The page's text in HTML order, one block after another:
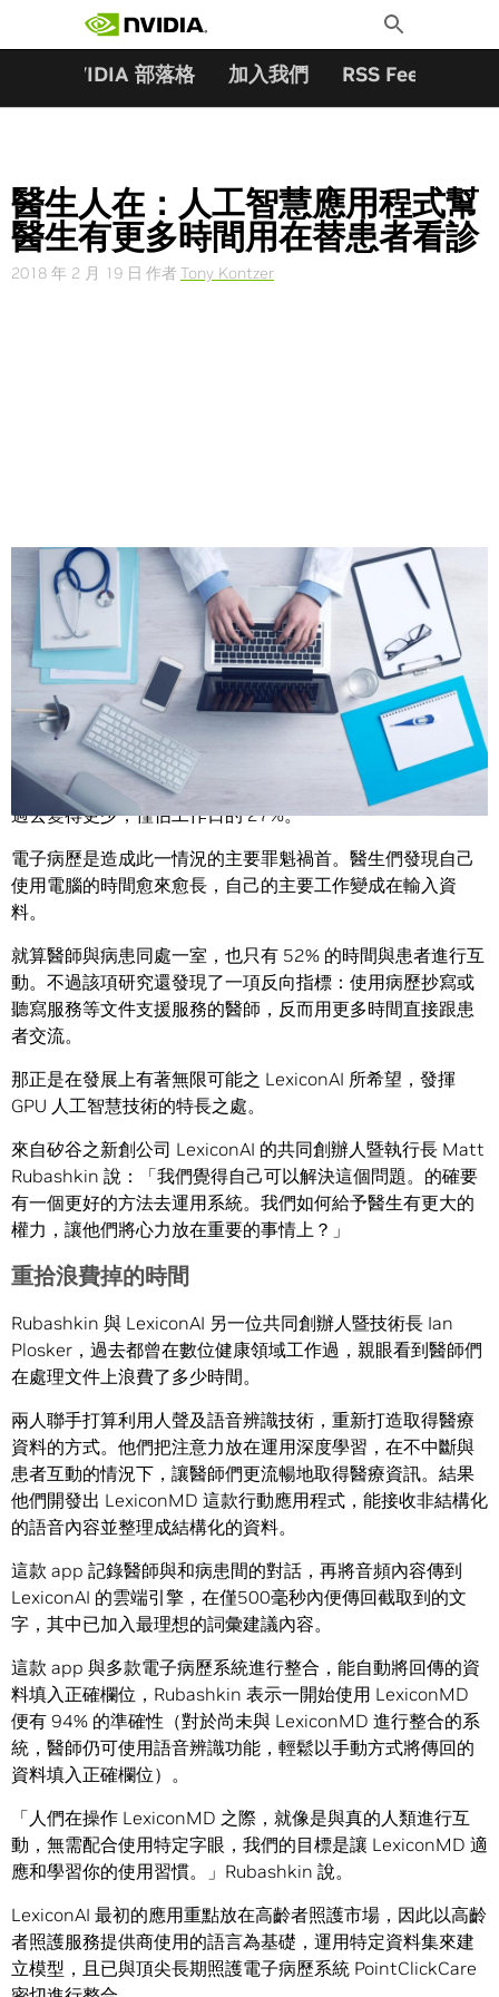
Toggle
Search
NVIDIA 部落格 加入我們 RSS Feeds
醫生人在：人工智慧應用程式幫
醫生有更多時間用在替患者看診
2018 年 2 月 19 日 作者Tony Kontzer
Share
2016 年一項發表在《內科醫學年鑑》（Annals of Internal
Medicine）的研究指出，如今醫師花在患者身上的時間，較
過去變得更少，僅佔工作日的 27%。
電子病歷是造成此一情況的主要罪魁禍首。醫生們發現自己
使用電腦的時間愈來愈長，自己的主要工作變成在輸入資
料。
就算醫師與病患同處一室，也只有 52% 的時間與患者進行互
動。不過該項研究還發現了一項反向指標：使用病歷抄寫或
聽寫服務等文件支援服務的醫師，反而用更多時間直接跟患
者交流。
那正是在發展上有著無限可能之 LexiconAI 所希望，發揮
GPU 人工智慧技術的特長之處。
來自矽谷之新創公司 LexiconAI 的共同創辦人暨執行長 Matt
Rubashkin 說：「我們覺得自己可以解決這個問題。的確要
有一個更好的方法去運用系統。我們如何給予醫生有更大的
權力，讓他們將心力放在重要的事情上？」
重拾浪費掉的時間
Rubashkin 與 LexiconAI 另一位共同創辦人暨技術長 Ian
Plosker，過去都曾在數位健康領域工作過，親眼看到醫師們
在處理文件上浪費了多少時間。
兩人聯手打算利用人聲及語音辨識技術，重新打造取得醫療
資料的方式。他們把注意力放在運用深度學習，在不中斷與
患者互動的情況下，讓醫師們更流暢地取得醫療資訊。結果
他們開發出 LexiconMD 這款行動應用程式，能接收非結構化
的語音內容並整理成結構化的資料。
這款 app 記錄醫師與和病患間的對話，再將音頻內容傳到
LexiconAI 的雲端引擎，在僅500毫秒內便傳回截取到的文
字，其中已加入最理想的詞彙建議內容。
這款 app 與多款電子病歷系統進行整合，能自動將回傳的資
料填入正確欄位，Rubashkin 表示一開始使用 LexiconMD
便有 94% 的準確性（對於尚未與 LexiconMD 進行整合的系
統，醫師仍可使用語音辨識功能，輕鬆以手動方式將傳回的
資料填入正確欄位）。
「人們在操作 LexiconMD 之際，就像是與真的人類進行互
動，無需配合使用特定字眼，我們的目標是讓 LexiconMD 適
應和學習你的使用習慣。」Rubashkin 說。
LexiconAI 最初的應用重點放在高齡者照護市場，因此以高齡
者照護服務提供商使用的語言為基礎，運用特定資料集來建
立模型，且已與頂尖長期照護電子病歷系統 PointClickCare